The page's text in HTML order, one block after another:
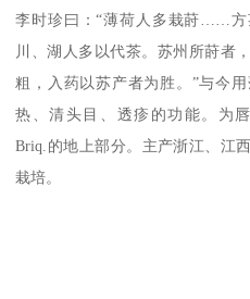
李时珍曰：“薄荷人多栽莳……
川、湖人多以代茶。苏州所莳者
粗，入药以苏产者为胜。”与今
热、清头目、透疹的功能。为唇
Briq.的地上部分。主产浙江、江
栽培。